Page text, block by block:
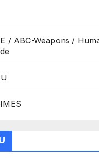
/ ABC-Weapons /